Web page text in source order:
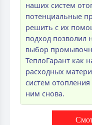
наших систем
потенциальные
решить с их
подход позволил
выбор
ТеплоГарант как
расходных
систем
ним снова.